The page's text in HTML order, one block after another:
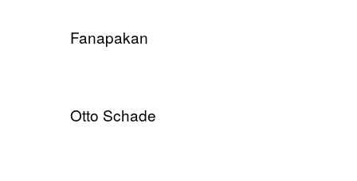
Fanapakan
Otto Schade